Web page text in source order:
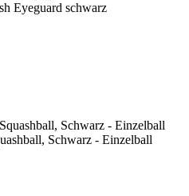
Eyeguard schwarz
Schwarz - Einzelball